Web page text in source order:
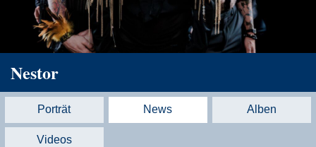
Nestor
Porträt News Alben
Videos